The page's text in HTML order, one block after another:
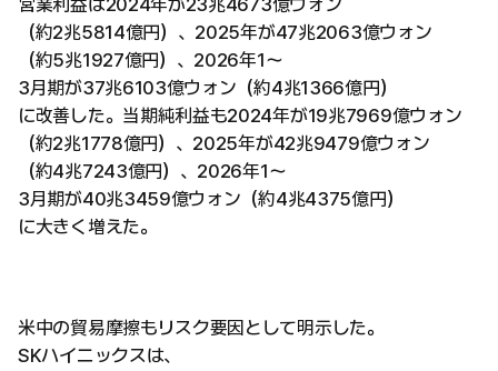
営業利益は2024年が23兆4673億ウォン
（約2兆5814億円）、2025年が47兆2063億ウォン
（約5兆1927億円）、2026年1〜
3月期が37兆6103億ウォン（約4兆1366億円）
に改善した。当期純利益も2024年が19兆7969億ウォン
（約2兆1778億円）、2025年が42兆9479億ウォン
（約4兆7243億円）、2026年1〜
3月期が40兆3459億ウォン（約4兆4375億円）
に大きく増えた。
米中の貿易摩擦もリスク要因として明示した。
SKハイニックスは、